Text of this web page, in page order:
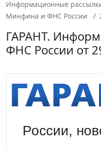
Информационные
Минфина и ФНС России
ГАРАНТ.
ФНС России от
России,